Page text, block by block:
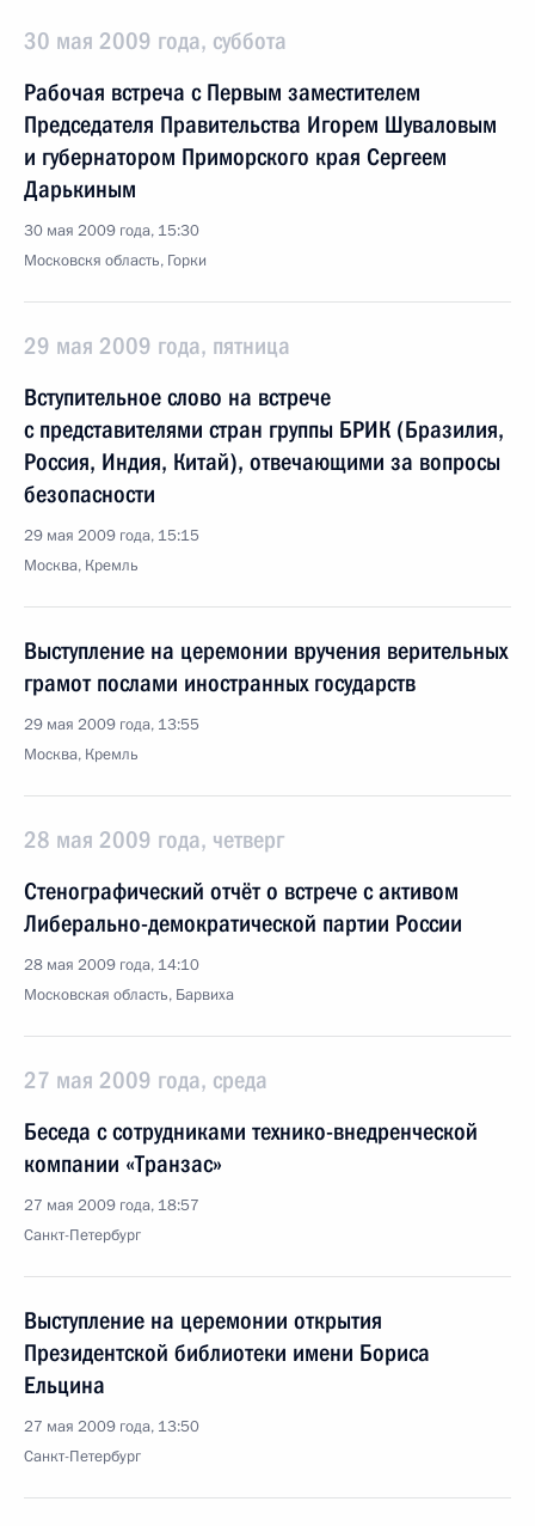
30 мая 2009 года, суббота
Рабочая встреча с Первым заместителем
Председателя Правительства Игорем Шуваловым
и губернатором Приморского края Сергеем
Дарькиным
30 мая 2009 года, 15:30
Московскя область, Горки
29 мая 2009 года, пятница
Вступительное слово на встрече
с представителями стран группы БРИК (Бразилия,
Россия, Индия, Китай), отвечающими за вопросы
безопасности
29 мая 2009 года, 15:15
Москва, Кремль
Выступление на церемонии вручения верительных
грамот послами иностранных государств
29 мая 2009 года, 13:55
Москва, Кремль
28 мая 2009 года, четверг
Стенографический отчёт о встрече с активом
Либерально-демократической партии России
28 мая 2009 года, 14:10
Московская область, Барвиха
27 мая 2009 года, среда
Беседа с сотрудниками технико-внедренческой
компании «Транзас»
27 мая 2009 года, 18:57
Санкт-Петербург
Выступление на церемонии открытия
Президентской библиотеки имени Бориса
Ельцина
27 мая 2009 года, 13:50
Санкт-Петербург